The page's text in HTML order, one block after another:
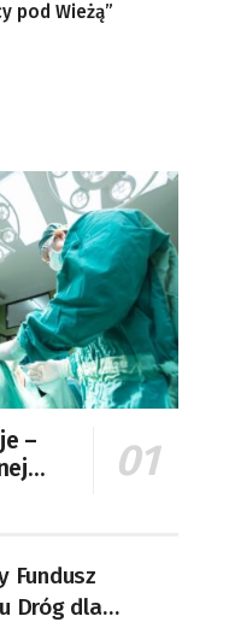
pod Wieżą”
–
Fundusz
Dróg dla